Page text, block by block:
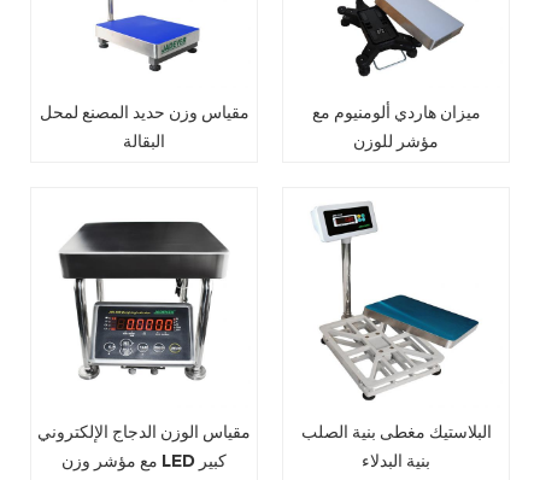
مقياس وزن حديد المصنع لمحل
البقالة
ميزان هاردي ألومنيوم مع
مؤشر للوزن
مقياس الوزن الدجاج الإلكتروني
مع مؤشر وزن LED كبير
البلاستيك مغطى بنية الصلب
بنية البدلاء